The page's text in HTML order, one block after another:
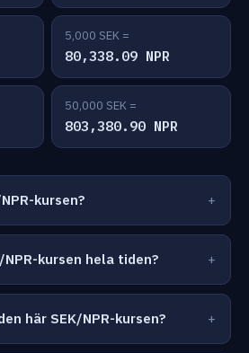
5,000 SEK =
80,338.09 NPR
50,000 SEK =
803,380.90 NPR
kursen?
kursen hela tiden?
här SEK/NPR-kursen?